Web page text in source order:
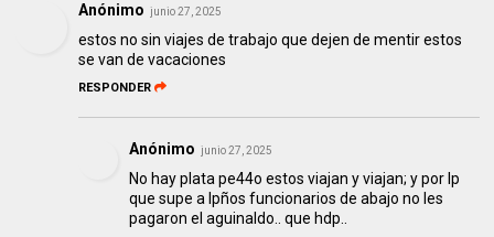
Anónimo junio 27, 2025
estos no sin viajes de trabajo que dejen de mentir estos
se van de vacaciones
RESPONDER
Anónimo junio 27, 2025
No hay plata pe44o estos viajan y viajan; y por lp
que supe a lpños funcionarios de abajo no les
pagaron el aguinaldo.. que hdp..